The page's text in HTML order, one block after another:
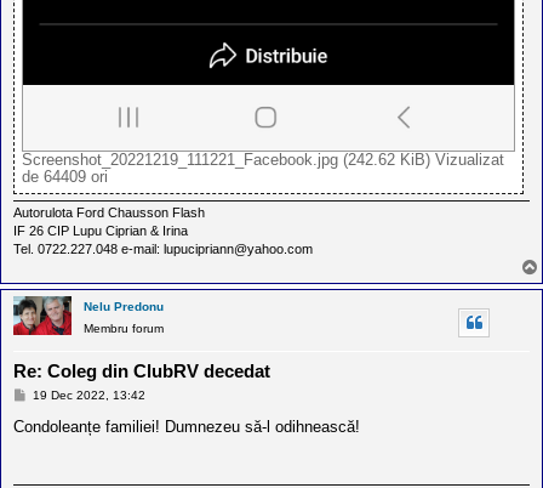
Screenshot_20221219_111221_Facebook.jpg (242.62 KiB) Vizualizat
de 64409 ori
Autorulota Ford Chausson Flash
IF 26 CIP Lupu Ciprian & Irina
Tel. 0722.227.048 e-mail: lupucipriann@yahoo.com
Nelu Predonu
Membru forum
Re: Coleg din ClubRV decedat
M
s
19 Dec 2022, 13:42
Condoleanțe familiei! Dumnezeu să-l odihnească!